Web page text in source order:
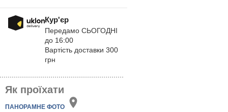
Кур'єр
Передамо СЬОГОДНІ
до 16:00
Вартість доставки 300
грн
Як проїхати
ПАНОРАМНЕ ФОТО